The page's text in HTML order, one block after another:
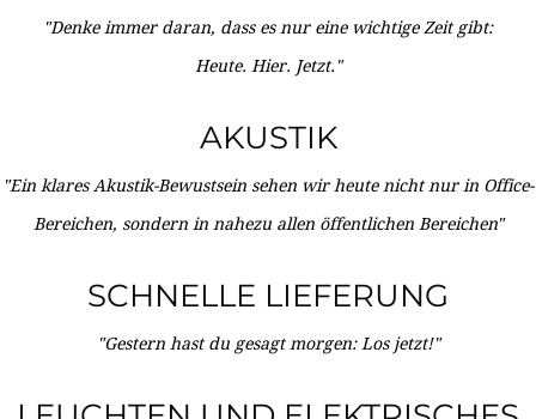
"Denke immer daran, dass es nur eine wichtige Zeit gibt:
Heute. Hier. Jetzt."
AKUSTIK
"Ein klares Akustik-Bewustsein sehen wir heute nicht nur in Office-
Bereichen, sondern in nahezu allen öffentlichen Bereichen"
SCHNELLE LIEFERUNG
"Gestern hast du gesagt morgen: Los jetzt!"